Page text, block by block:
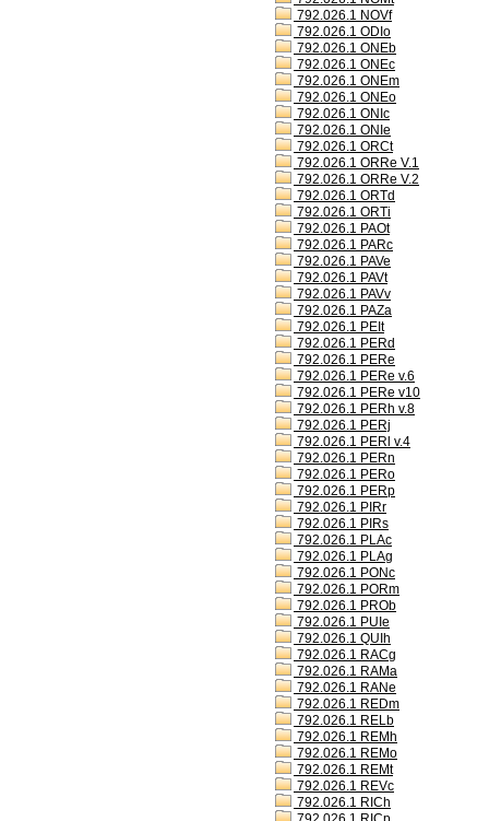
792.026.1 NOVf
792.026.1 ODIo
792.026.1 ONEb
792.026.1 ONEc
792.026.1 ONEm
792.026.1 ONEo
792.026.1 ONIc
792.026.1 ONIe
792.026.1 ORCt
792.026.1 ORRe V.1
792.026.1 ORRe V.2
792.026.1 ORTd
792.026.1 ORTi
792.026.1 PAOt
792.026.1 PARc
792.026.1 PAVe
792.026.1 PAVt
792.026.1 PAVv
792.026.1 PAZa
792.026.1 PEIt
792.026.1 PERd
792.026.1 PERe
792.026.1 PERe v.6
792.026.1 PERe v10
792.026.1 PERh v.8
792.026.1 PERj
792.026.1 PERl v.4
792.026.1 PERn
792.026.1 PERo
792.026.1 PERp
792.026.1 PIRr
792.026.1 PIRs
792.026.1 PLAc
792.026.1 PLAg
792.026.1 PONc
792.026.1 PORm
792.026.1 PROb
792.026.1 PUIe
792.026.1 QUIh
792.026.1 RACg
792.026.1 RAMa
792.026.1 RANe
792.026.1 REDm
792.026.1 RELb
792.026.1 REMh
792.026.1 REMo
792.026.1 REMt
792.026.1 REVc
792.026.1 RICh